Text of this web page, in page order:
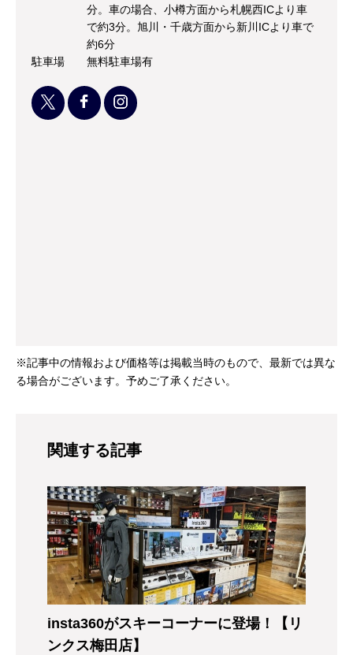
分。車の場合、小樽方面から札幌西ICより車
で約3分。旭川・千歳方面から新川ICより車で
約6分
駐車場
無料駐車場有
※記事中の情報および価格等は掲載当時のもので、最新では異な
る場合がございます。予めご了承ください。
関連する記事
insta360がスキーコーナーに登場！【リ
ンクス梅田店】